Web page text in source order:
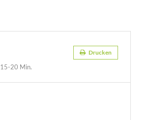
Drucken
15-20 Min.